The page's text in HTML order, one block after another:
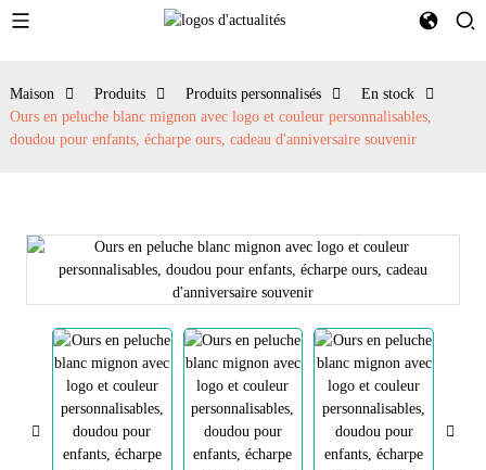
Maison Produits Produits personnalisés
En stock
Ours en peluche blanc mignon avec logo et couleur personnalisables,
doudou pour enfants, écharpe ours, cadeau d'anniversaire souvenir